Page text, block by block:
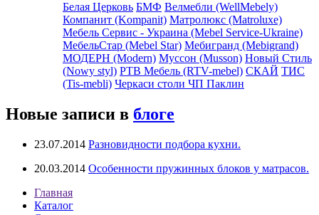
Белая Церковь БМФ Велмебли (WellMebely)
Компанит (Kompanit) Матролюкс (Matroluxe)
Мебель Сервис - Украина (Mebel Service-Ukraine)
МебельСтар (Mebel Star) Мебигранд (Mebigrand)
МОДЕРН (Modern) Муссон (Musson) Новый Стиль
(Nowy styl) РТВ Мебель (RTV-mebel) СКАЙ ТИС
(Tis-mebli) Черкаси столи ЧП Паклин
Новые записи в блоге
23.07.2014 Разновидности подбора кухни.
20.03.2014 Особенности пружинных блоков у матрасов.
Главная
Каталог